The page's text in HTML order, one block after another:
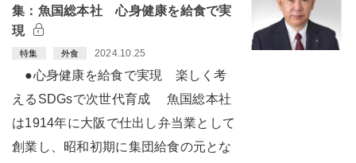
集：魚国総本社 心身健康を給食で実
現
特集 外食 2024.10.25
●心身健康を給食で実現 楽しく考
えるSDGsで次世代育成 魚国総本社
は1914年に大阪で仕出し弁当業として
創業し、昭和初期に集団給食の元とな